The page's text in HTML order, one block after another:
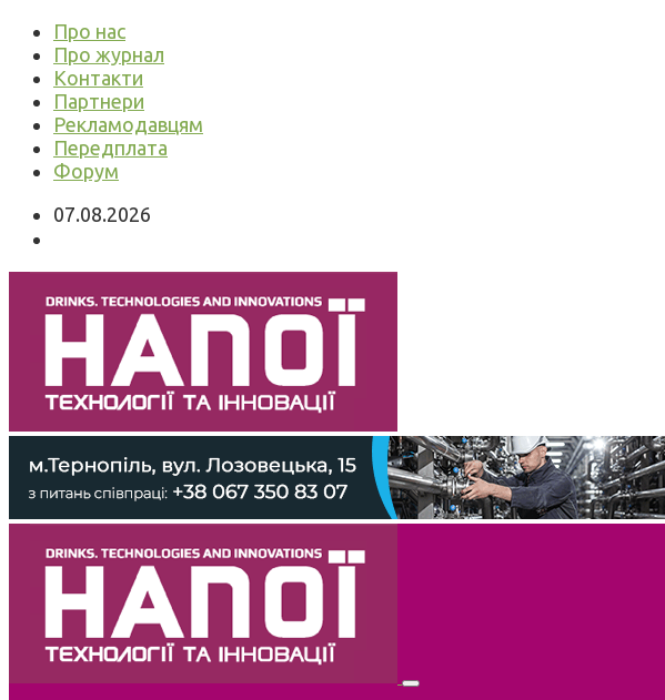
Про нас
Про журнал
Контакти
Партнери
Рекламодавцям
Передплата
Форум
07.08.2026